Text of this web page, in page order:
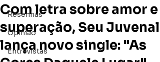
Resenhas
Opinião
Entrevistas
Com letra sobre amor e
superação, Seu Juvenal
lança novo single: "As